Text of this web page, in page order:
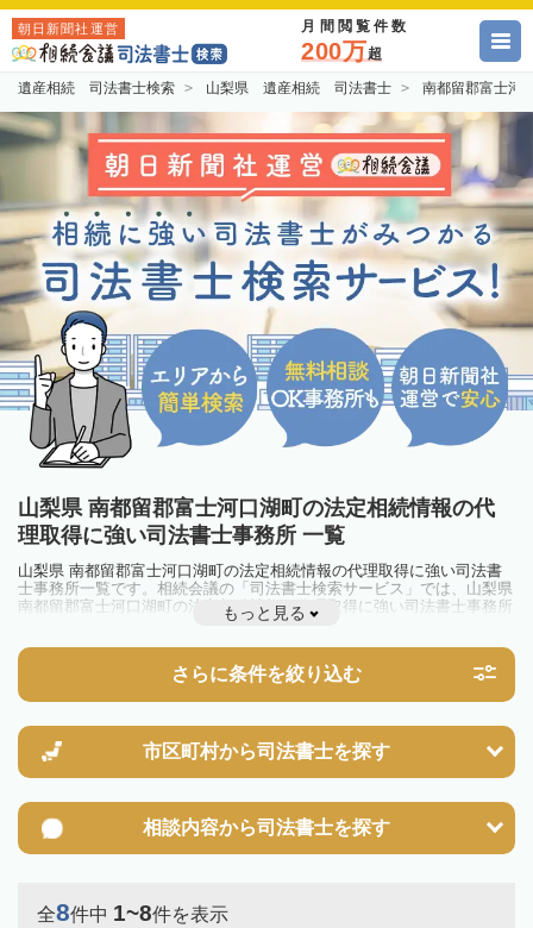
朝日新聞社運営 月間閲覧件数
200万超
遺産相続 司法書士検索 山梨県 遺産相続 司法書士 南都留郡富士
山梨県 南都留郡富士河口湖町の法定相続情報の代
理取得に強い司法書士事務所 一覧
山梨県 南都留郡富士河口湖町の法定相続情報の代理取得に強い司法書
士事務所一覧です。相続会議の「司法書士検索サービス」では、山梨県
南都留郡富士河口湖町の法定相続情報の代理取得に強い司法書士事務所
を一覧で見ることが出来ます。相続のトラブルやお悩みを抱えている方
もっと見る
さらに条件を絞り込む
市区町村から司法書士を探す
相談内容から司法書士を探す
全8件中 1~8件を表示